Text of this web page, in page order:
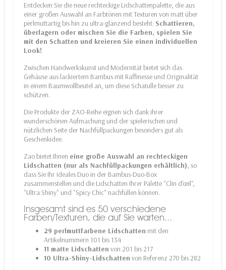
Entdecken Sie die neue rechteckige Lidschattenpalette, die aus
einer großen Auswahl an Farbtönen mit Texturen von matt über
perlmuttartig bis hin zu ultra-glänzend besteht. Schattieren,
überlagern oder mischen Sie die Farben, spielen Sie
mit den Schatten und kreieren Sie einen individuellen
Look!
Zwischen Handwerkskunst und Modernität bietet sich das
Gehäuse aus lackiertem Bambus mit Raffinesse und Originalität
in einem Baumwollbeutel an, um diese Schatulle besser zu
schützen.
Die Produkte der ZAO-Reihe eignen sich dank ihrer
wunderschönen Aufmachung und der spielerischen und
nützlichen Seite der Nachfüllpackungen besonders gut als
Geschenkidee.
Zao bietet Ihnen eine große Auswahl an rechteckigen
Lidschatten (nur als Nachfüllpackungen erhältlich), so
dass Sie Ihr ideales Duo in der Bambus-Duo-Box
zusammenstellen und die Lidschatten Ihrer Palette "Clin d'œil",
"Ultra Shiny" und "Spicy Chic" nachfüllen können.
Insgesamt sind es 50 verschiedene
Farben/Texturen, die auf Sie warten...
29 perlmuttfarbene Lidschatten mit den
Artikelnummern 101 bis 134
11 matte Lidschatten von 201 bis 217
10 Ultra-Shiny-Lidschatten von Referenz 270 bis 282